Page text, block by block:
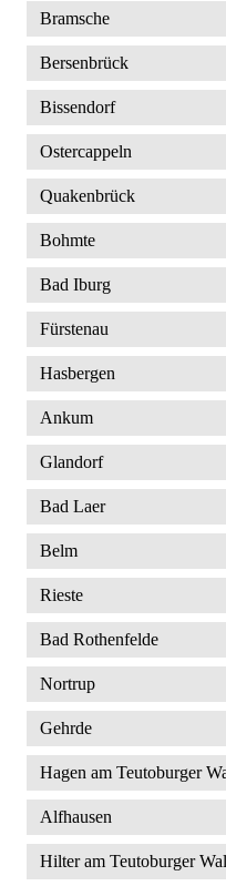
Bramsche
Bersenbrück
Bissendorf
Ostercappeln
Quakenbrück
Bohmte
Bad Iburg
Fürstenau
Hasbergen
Ankum
Glandorf
Bad Laer
Belm
Rieste
Bad Rothenfelde
Nortrup
Gehrde
Hagen am Teutoburger
Alfhausen
Hilter am Teutoburger